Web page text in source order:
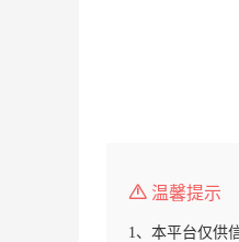
温馨提示
1、本平台仅供